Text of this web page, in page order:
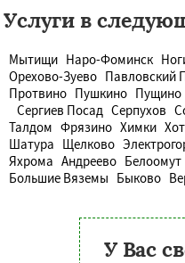
Услуги в
Мытищи Наро-Фоминск
Орехово-Зуево Павловский
Протвино Пушкино Пущино
Сергиев Посад Серпухов
Талдом Фрязино Химки
Шатура Щелково
Яхрома Андреево Белоомут
Большие Вяземы Быково
У Вас